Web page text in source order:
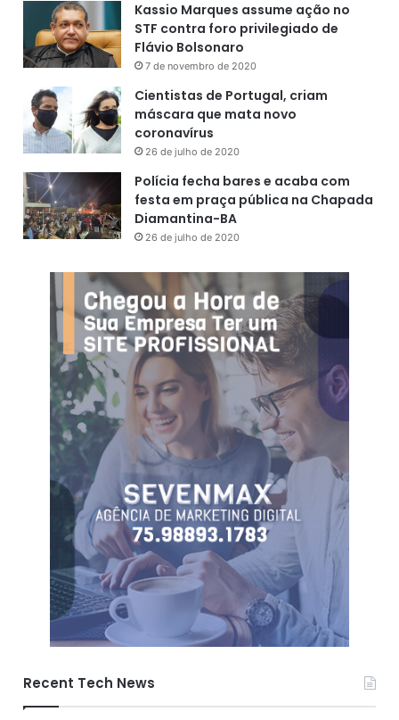
Kassio Marques assume ação no
STF contra foro privilegiado de
Flávio Bolsonaro
7 de novembro de 2020
Cientistas de Portugal, criam
máscara que mata novo
coronavírus
26 de julho de 2020
Polícia fecha bares e acaba com
festa em praça pública na Chapada
Diamantina-BA
26 de julho de 2020
Recent Tech News